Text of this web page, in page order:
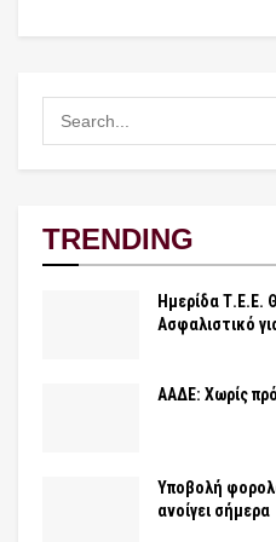
TRENDING
Ημερίδα Τ.Ε.Ε.
Ασφαλιστικό
ΑΑΔΕ: Χωρίς
Υποβολή
ανοίγει σήμερα